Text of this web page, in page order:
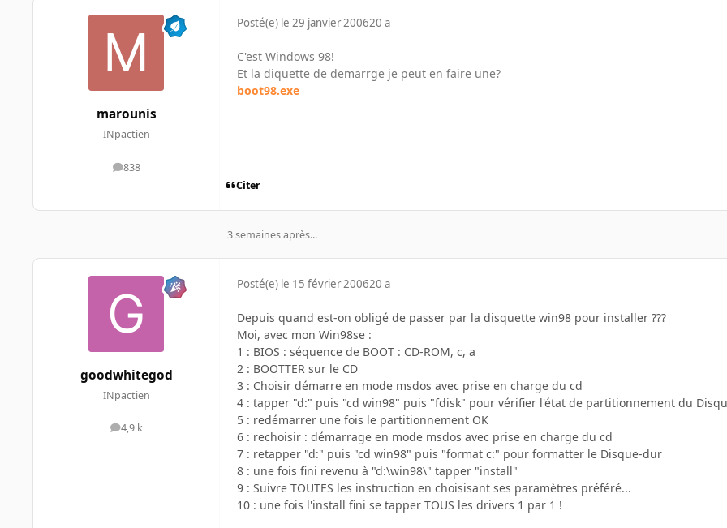
marounis
INpactien
838
messages
Posté(e) le 29 janvier 200620 a
C'est Windows 98!
Et la diquette de demarrge je peut en faire une?
boot98.exe
Citer
3 semaines après...
goodwhitegod
INpactien
4,9 k
messages
Posté(e) le 15 février 200620 a
Depuis quand est-on obligé de passer par la disquette win98 pour installer ???
Moi, avec mon Win98se :
1 : BIOS : séquence de BOOT : CD-ROM, c, a
2 : BOOTTER sur le CD
3 : Choisir démarre en mode msdos avec prise en charge du cd
4 : tapper "d:" puis "cd win98" puis "fdisk" pour vérifier l'état de partitionnement du
5 : redémarrer une fois le partitionnement OK
6 : rechoisir : démarrage en mode msdos avec prise en charge du cd
7 : retapper "d:" puis "cd win98" puis "format c:" pour formatter le Disque-dur
8 : une fois fini revenu à "d:\win98\" tapper "install"
9 : Suivre TOUTES les instruction en choisisant ses paramètres préféré...
10 : une fois l'install fini se tapper TOUS les drivers 1 par 1 !